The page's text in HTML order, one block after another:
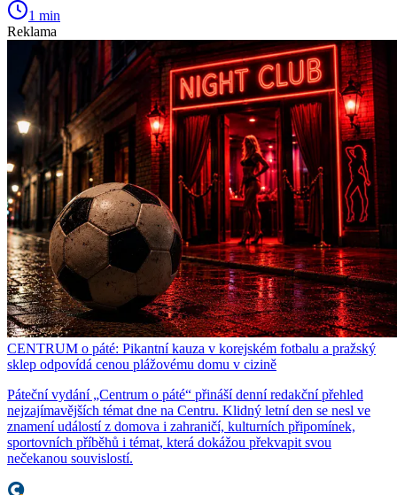
1 min
Reklama
CENTRUM o páté: Pikantní kauza v korejském fotbalu a pražský
sklep odpovídá cenou plážovému domu v cizině
Páteční vydání „Centrum o páté“ přináší denní redakční přehled
nejzajímavějších témat dne na Centru. Klidný letní den se nesl ve
znamení událostí z domova i zahraničí, kulturních připomínek,
sportovních příběhů i témat, která dokážou překvapit svou
nečekanou souvislostí.